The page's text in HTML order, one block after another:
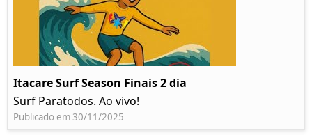
Itacare Surf Season Finais 2 dia
Surf Paratodos. Ao vivo!
Publicado em 30/11/2025